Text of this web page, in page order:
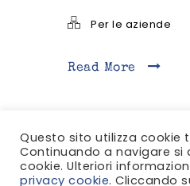
Per le aziende
Read More
Questo sito utilizza cookie
Continuando a navigare si
cookie. Ulteriori
privacy cookie. Cliccando